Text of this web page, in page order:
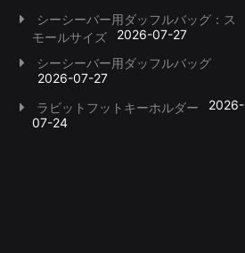
シーシーバー用ダッフルバッグ：ス
モールサイズ
2026-07-27
シーシーバー用ダッフルバッグ
2026-07-27
ラビットフットキーホルダー
2026-
07-24